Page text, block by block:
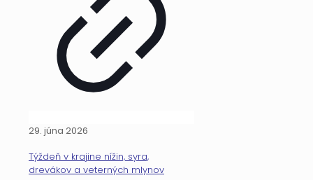
29. júna 2026
Týždeň v krajine nížin, syra,
drevákov a veterných mlynov